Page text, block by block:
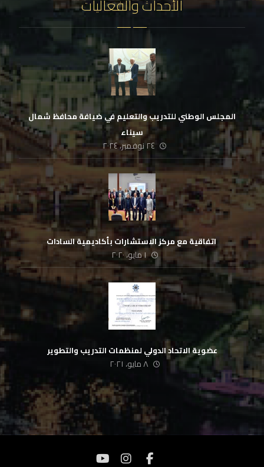
الأحداث والفعاليات
المجلس الوطني للتدريب والتعليم في ضيافة محافظ شمال
سيناء
٢٤ نوفمبر، ٢٠٢٤
‏ اتفاقية مع مركز الاستشارات بأكاديمية السادات
١ مايو، ٢٠٢٠
عضوية الاتحاد الدولي لمنظمات التدريب والتطوير
٨ مايو، ٢٠٢١